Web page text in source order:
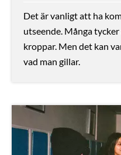
Det är vanligt att ha
utseende. Många
kroppar. Men det kan
vad man gillar.